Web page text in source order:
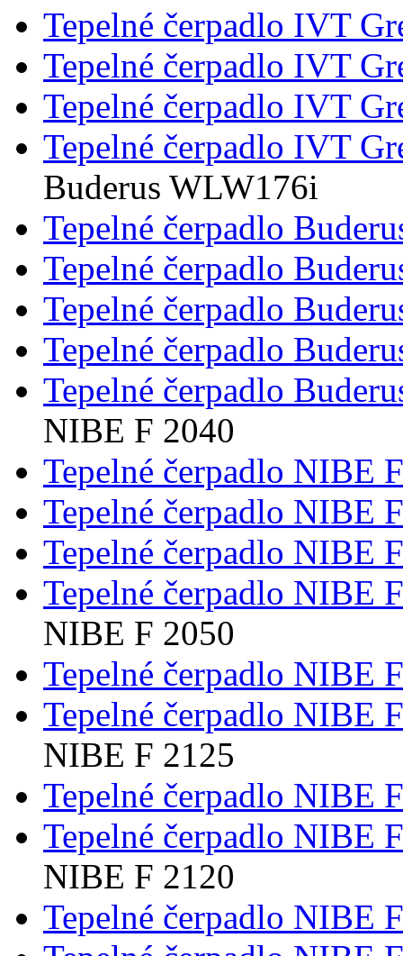
Tepelné čerpadlo IVT
Tepelné čerpadlo IVT
Tepelné čerpadlo IVT
Tepelné čerpadlo IVT
Buderus WLW176i
Tepelné čerpadlo
Tepelné čerpadlo
Tepelné čerpadlo
Tepelné čerpadlo
Tepelné čerpadlo
NIBE F 2040
Tepelné čerpadlo NIBE
Tepelné čerpadlo NIBE
Tepelné čerpadlo NIBE
Tepelné čerpadlo NIBE
NIBE F 2050
Tepelné čerpadlo NIBE
Tepelné čerpadlo NIBE
NIBE F 2125
Tepelné čerpadlo NIBE
Tepelné čerpadlo NIBE
NIBE F 2120
Tepelné čerpadlo NIBE